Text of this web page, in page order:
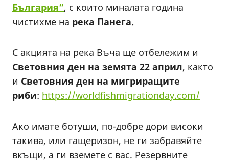
България“, с които миналата година
чистихме на река Панега.
С акцията на река Въча ще отбележим и
Световния ден на земята 22 април, както
и Световния ден на мигриращите
риби: https://worldfishmigrationday.com/
Ако имате ботуши, по-добре дори високи
такива, или гащеризон, не ги забравяйте
вкъщи, а ги вземете с вас. Резервните